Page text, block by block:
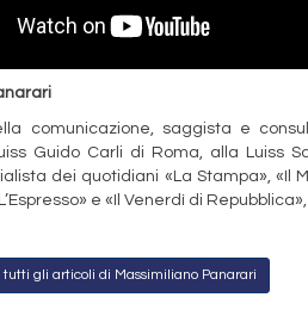
comunicazione, saggista e
Guido Carli di Roma, alla Luiss
dei quotidiani «La Stampa», «Il
e «Il Venerdì di
tutti gli articoli di Massimiliano Panarari